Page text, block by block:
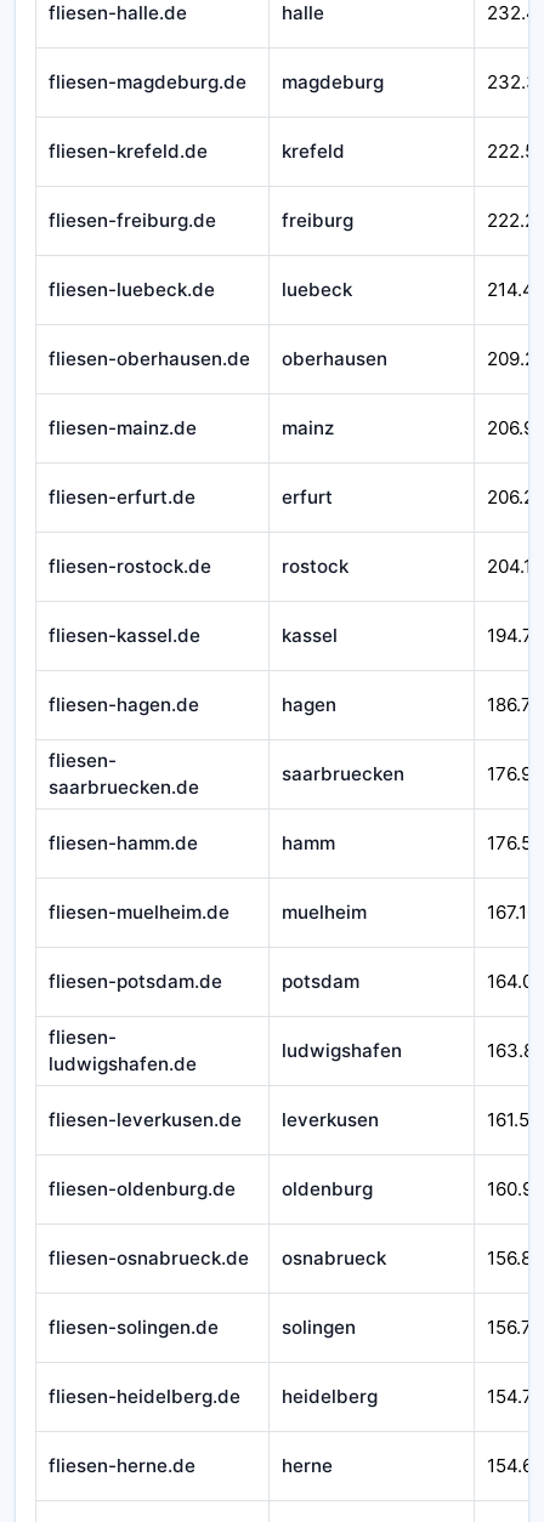
fliesen-halle.de halle
fliesen-magdeburg.de magdeburg
fliesen-krefeld.de krefeld
fliesen-freiburg.de freiburg
fliesen-luebeck.de luebeck
fliesen-oberhausen.de oberhausen
fliesen-mainz.de mainz
fliesen-erfurt.de erfurt
fliesen-rostock.de rostock
fliesen-kassel.de kassel
fliesen-hagen.de hagen
fliesen-
saarbruecken.de
saarbruecken
fliesen-hamm.de hamm
fliesen-muelheim.de muelheim
fliesen-potsdam.de potsdam
fliesen-
ludwigshafen.de
ludwigshafen
fliesen-leverkusen.de leverkusen
fliesen-oldenburg.de oldenburg
fliesen-osnabrueck.de osnabrueck
fliesen-solingen.de solingen
fliesen-heidelberg.de heidelberg
fliesen-herne.de herne